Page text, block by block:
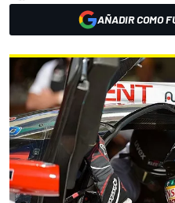
AÑADIR COMO